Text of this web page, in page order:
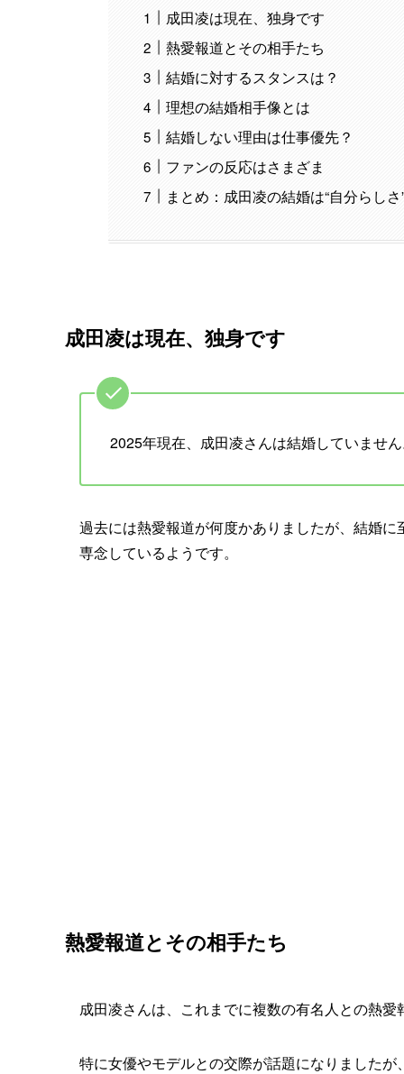
成田凌は現在、独身です
熱愛報道とその相手たち
結婚に対するスタンスは？
理想の結婚相手像とは
結婚しない理由は仕事優先？
ファンの反応はさまざま
まとめ：成田凌の結婚は“自分らし
成田凌は現在、独身です
2025年現在、成田凌さんは結婚していませ
過去には熱愛報道が何度かありましたが、結婚
専念しているようです。
熱愛報道とその相手たち
成田凌さんは、これまでに複数の有名人との熱
特に女優やモデルとの交際が話題になりました